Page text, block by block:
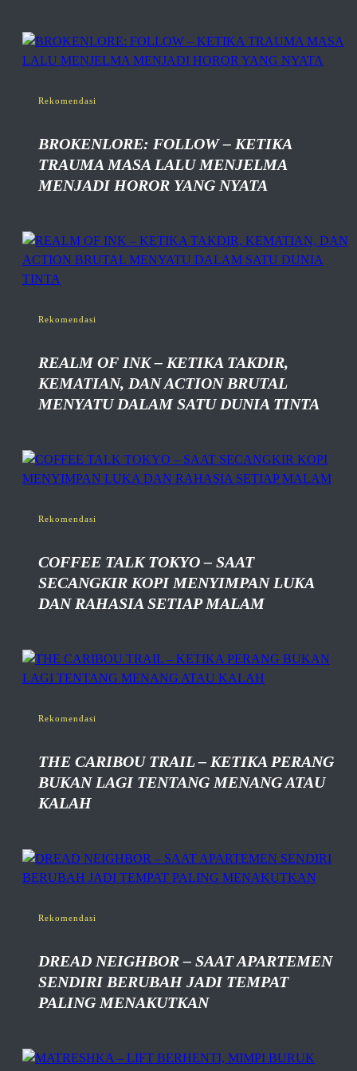
Rekomendasi
BROKENLORE: FOLLOW – KETIKA
TRAUMA MASA LALU MENJELMA
MENJADI HOROR YANG NYATA
Rekomendasi
REALM OF INK – KETIKA TAKDIR,
KEMATIAN, DAN ACTION BRUTAL
MENYATU DALAM SATU DUNIA TINTA
Rekomendasi
COFFEE TALK TOKYO – SAAT
SECANGKIR KOPI MENYIMPAN LUKA
DAN RAHASIA SETIAP MALAM
Rekomendasi
THE CARIBOU TRAIL – KETIKA PERANG
BUKAN LAGI TENTANG MENANG ATAU
KALAH
Rekomendasi
DREAD NEIGHBOR – SAAT APARTEMEN
SENDIRI BERUBAH JADI TEMPAT
PALING MENAKUTKAN